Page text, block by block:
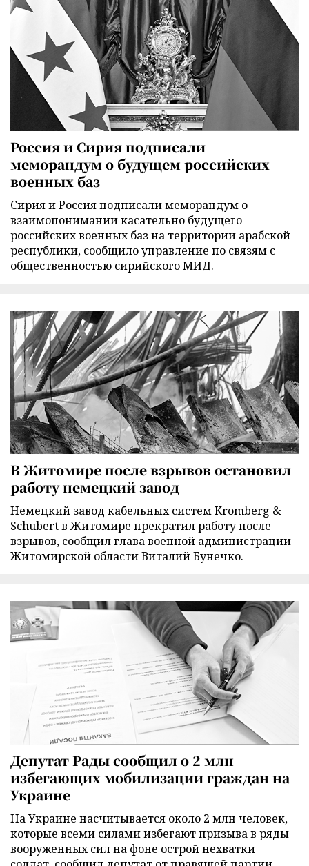
Россия и Сирия подписали
меморандум о будущем российских
военных баз
Сирия и Россия подписали меморандум о
взаимопонимании касательно будущего
российских военных баз на территории арабской
республики, сообщило управление по связям с
общественностью сирийского МИД.
В Житомире после взрывов остановил
работу немецкий завод
Немецкий завод кабельных систем Kromberg &
Schubert в Житомире прекратил работу после
взрывов, сообщил глава военной администрации
Житомирской области Виталий Бунечко.
Депутат Рады сообщил о 2 млн
избегающих мобилизации граждан на
Украине
На Украине насчитывается около 2 млн человек,
которые всеми силами избегают призыва в ряды
вооруженных сил на фоне острой нехватки